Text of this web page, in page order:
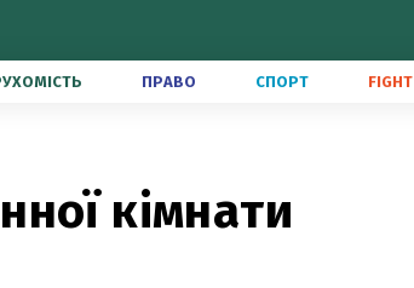
ПРАВО СПОРТ FIGHT
кімнати